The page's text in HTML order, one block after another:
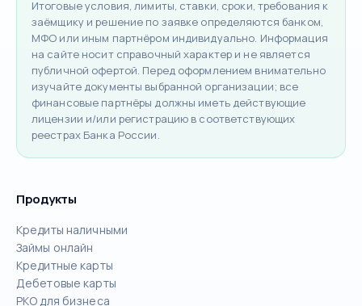
Итоговые условия, лимиты, ставки, сроки, требования к
заёмщику и решение по заявке определяются банком,
МФО или иным партнёром индивидуально. Информация
на сайте носит справочный характер и не является
публичной офертой. Перед оформлением внимательно
изучайте документы выбранной организации; все
финансовые партнёры должны иметь действующие
лицензии и/или регистрацию в соответствующих
реестрах Банка России.
Продукты
Кредиты наличными
Займы онлайн
Кредитные карты
Дебетовые карты
РКО для бизнеса